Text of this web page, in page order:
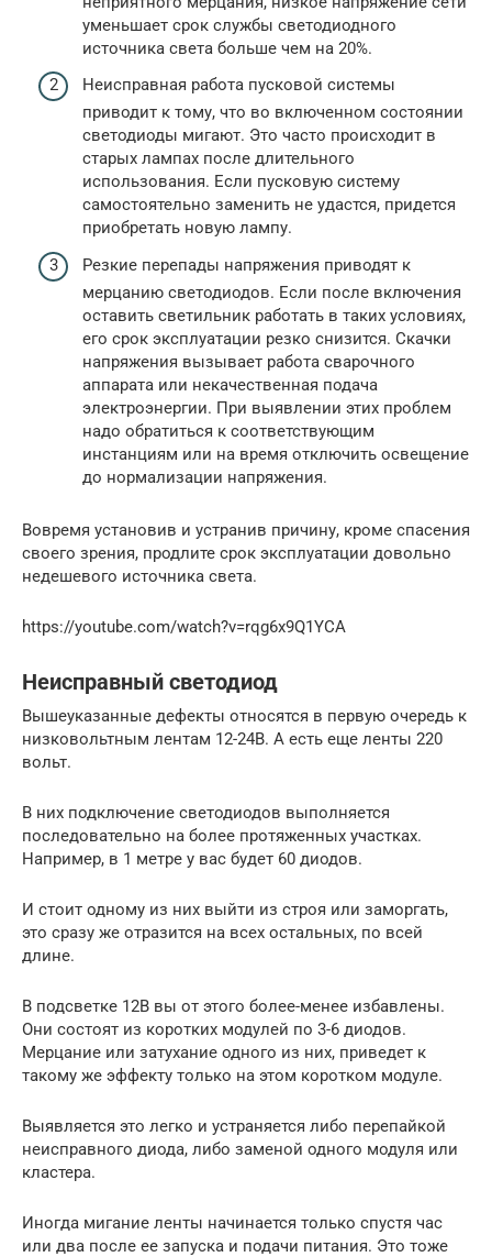
уменьшает срок службы светодиодного
источника света больше чем на 20%.
Неисправная работа пусковой системы
приводит к тому, что во включенном состоянии
светодиоды мигают. Это часто происходит в
старых лампах после длительного
использования. Если пусковую систему
самостоятельно заменить не удастся, придется
приобретать новую лампу.
Резкие перепады напряжения приводят к
мерцанию светодиодов. Если после включения
оставить светильник работать в таких условиях,
его срок эксплуатации резко снизится. Скачки
напряжения вызывает работа сварочного
аппарата или некачественная подача
электроэнергии. При выявлении этих проблем
надо обратиться к соответствующим
инстанциям или на время отключить освещение
до нормализации напряжения.
Вовремя установив и устранив причину, кроме спасения
своего зрения, продлите срок эксплуатации довольно
недешевого источника света.
https://youtube.com/watch?v=rqg6x9Q1YCA
Неисправный светодиод
Вышеуказанные дефекты относятся в первую очередь к
низковольтным лентам 12-24В. А есть еще ленты 220
вольт.
В них подключение светодиодов выполняется
последовательно на более протяженных участках.
Например, в 1 метре у вас будет 60 диодов.
И стоит одному из них выйти из строя или заморгать,
это сразу же отразится на всех остальных, по всей
длине.
В подсветке 12В вы от этого более-менее избавлены.
Они состоят из коротких модулей по 3-6 диодов.
Мерцание или затухание одного из них, приведет к
такому же эффекту только на этом коротком модуле.
Выявляется это легко и устраняется либо перепайкой
неисправного диода, либо заменой одного модуля или
кластера.
Иногда мигание ленты начинается только спустя час
или два после ее запуска и подачи питания. Это тоже